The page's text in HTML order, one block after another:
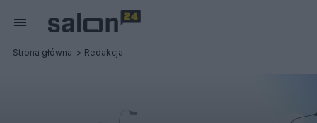
Strona główna Redakcja